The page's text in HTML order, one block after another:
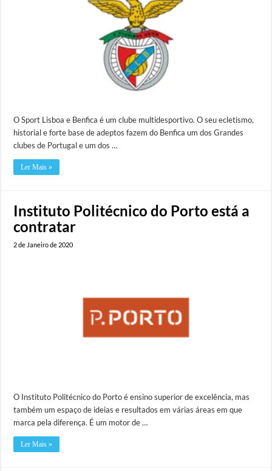
O Sport Lisboa e Benfica é um clube multidesportivo. O seu ecletismo,
historial e forte base de adeptos fazem do Benfica um dos Grandes
clubes de Portugal e um dos …
Ler Mais »
Instituto Politécnico do Porto está a
contratar
2 de Janeiro de 2020
O Instituto Politécnico do Porto é ensino superior de excelência, mas
também um espaço de ideias e resultados em várias áreas em que
marca pela diferença. É um motor de …
Ler Mais »